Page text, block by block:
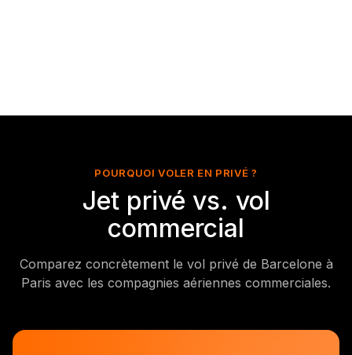
POURQUOI VOLER EN PRIVÉ ?
Jet privé vs. vol
commercial
Comparez concrètement le vol privé de Barcelone à
Paris avec les compagnies aériennes commerciales.